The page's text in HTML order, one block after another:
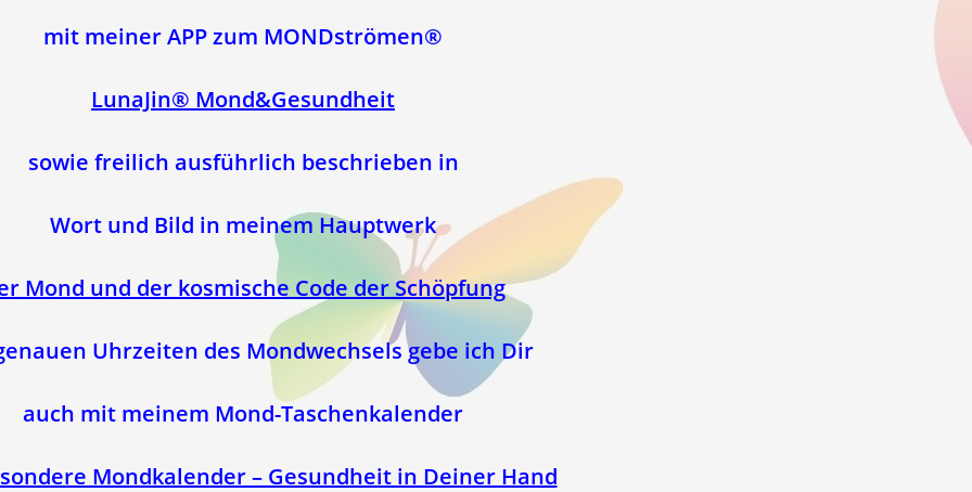
mit meiner APP zum MONDströmen®
LunaJin® Mond&Gesundheit
sowie freilich ausführlich beschrieben in
Wort und Bild in meinem Hauptwerk
Mond und der kosmische Code der Schöpfung
Uhrzeiten des Mondwechsels gebe ich Dir
auch mit meinem Mond-Taschenkalender
Mondkalender – Gesundheit in Deiner Hand